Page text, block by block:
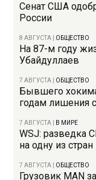
Сенат США
России
8 АВГУСТА ОБЩЕСТВО
На 87-м году
Убайдуллаев
7 АВГУСТА ОБЩЕСТВО
Бывшего
годам лишения
7 АВГУСТА В МИРЕ
WSJ: разведка
на одну из
7 АВГУСТА ОБЩЕСТВО
Грузовик MAN